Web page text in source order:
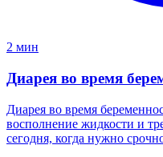
2 мин
Диарея во время
Диарея во время
восполнение жидкости и
сегодня, когда нужно